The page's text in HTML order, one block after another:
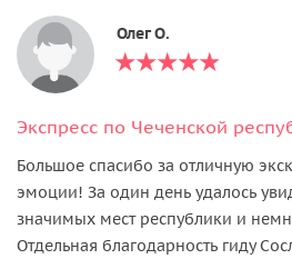
Олег О.
Большое спасибо за отличную
эмоции! За один день удалось
значимых мест республики и
Отдельная благодарность гиду